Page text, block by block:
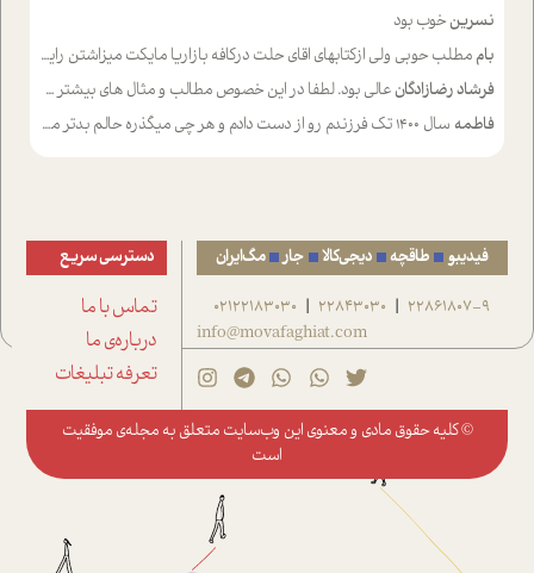
نسرینخوب بود
بام مطلب حوبی ولی ازکتابهای اقای حلت درکافه بازاریا مایکت میزاشتن رایگان خوب بود ولی هرکدام خلاصه شده ش تومجله از طریق سایت هم خوبه اینکه درزیر اخرصفحه گذاشته شده خب ادم خبره میره نصب میکنه میخونه ولی هرکسی گوشیش ظرفیتش نداره باتشکر
فرشاد رضازادگان عالی بود. لطفا در این خصوص مطالب و مثال های بیشتر ی ارایه دهید
فاطمه سال ۱۴۰۰ تک فرزندم رو از دست دادم و هر چی میگذره حالم بدتر میشه و دلتنگتر تنایی رو ترجیح دادم و معاشرت برام سخت شده
فیدیبو طاقچه دیجی‌کالا جار مگ‌ایران
22861807-9
|
22843030
|
02122183030
info@movafaghiat.com
دسترسی سریع
تماس با ما
درباره‌ی ما
تعرفه تبلیغات
© کلیه حقوق مادی و معنوی این وب‌سایت متعلق به مجله‌ی موفقیت
است